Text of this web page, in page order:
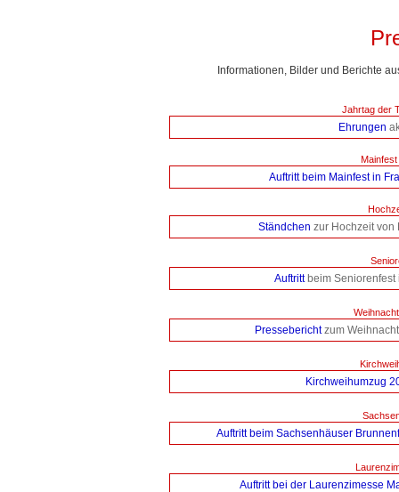
Informationen, Bilder und Berichte
Jahrtag der
Ehrungen
Auftritt beim Mainfest in
Ständchen zur Hochzeit von
Auftrittbeim Seniorenfest
Presseberichtzum
Kirchweihumzug
Auftritt beim Sachsenhäuser
Auftritt bei der Laurenzimesse